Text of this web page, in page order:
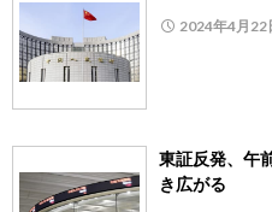
2024年4月22
東証反発、午
き広がる